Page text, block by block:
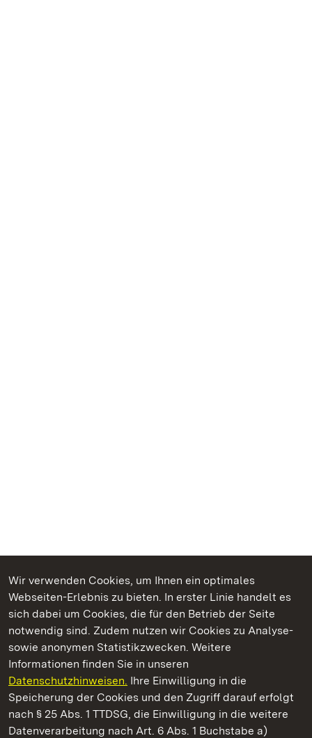
Wir verwenden Cookies, um Ihnen ein optimales
Webseiten-Erlebnis zu bieten. In erster Linie handelt es
sich dabei um Cookies, die für den Betrieb der Seite
notwendig sind. Zudem nutzen wir Cookies zu Analyse-
sowie anonymen Statistikzwecken. Weitere
Informationen finden Sie in unseren
Datenschutzhinweisen. Ihre Einwilligung in die
Speicherung der Cookies und den Zugriff darauf erfolgt
nach § 25 Abs. 1 TTDSG, die Einwilligung in die weitere
Datenverarbeitung nach Art. 6 Abs. 1 Buchstabe a)
Kommen. Staunen. Genießen.
Staatliche Schlösser und Gärten Baden‑Württemberg
Staatliche Schlösser und Gärten Baden-Württemberg